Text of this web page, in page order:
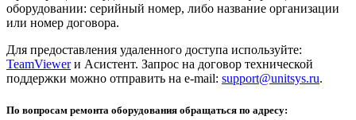
оборудовании: серийный номер, либо название организации
или номер договора.
Для предоставления удаленного доступа используйте:
TeamViewerи Асистент. Запрос на договор технической
поддержки можно отправить на e-mail: support@unitsys.ru.
По вопросам ремонта оборудования обращаться по адресу: